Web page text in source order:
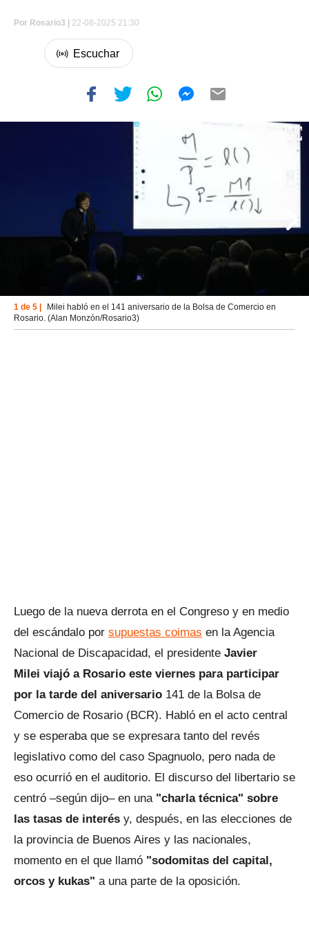
Por Rosario3 | 22-08-2025 21:30
1 de 5 |
Milei habló en el 141 aniversario de la Bolsa de Comercio en
Rosario. (Alan Monzón/Rosario3)
Luego de la nueva derrota en el Congreso y en medio
del escándalo por supuestas coimas en la Agencia
Nacional de Discapacidad, el presidente Javier
Milei viajó a Rosario este viernes para participar
por la tarde del aniversario 141 de la Bolsa de
Comercio de Rosario (BCR). Habló en el acto central
y se esperaba que se expresara tanto del revés
legislativo como del caso Spagnuolo, pero nada de
eso ocurrió en el auditorio. El discurso del libertario se
centró –según dijo– en una "charla técnica" sobre
las tasas de interés y, después, en las elecciones de
la provincia de Buenos Aires y las nacionales,
momento en el que llamó "sodomitas del capital,
orcos y kukas" a una parte de la oposición.